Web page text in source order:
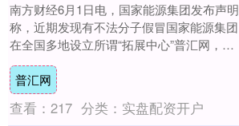
南方财经6月1日电，国家能源集团发布声明
称，近期发现有不法分子假冒国家能源集团
在全国多地设立所谓“拓展中心”普汇网，涉
嫌从事违法活动，并通过抖音、微信视频号
等网....
普汇网
查看： 217 分类： 实盘配资开户